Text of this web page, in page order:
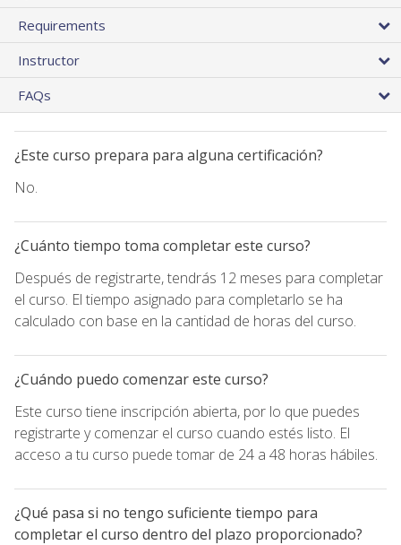
Requirements
Instructor
FAQs
¿Este curso prepara para alguna certificación?
No.
¿Cuánto tiempo toma completar este curso?
Después de registrarte, tendrás 12 meses para completar
el curso. El tiempo asignado para completarlo se ha
calculado con base en la cantidad de horas del curso.
¿Cuándo puedo comenzar este curso?
Este curso tiene inscripción abierta, por lo que puedes
registrarte y comenzar el curso cuando estés listo. El
acceso a tu curso puede tomar de 24 a 48 horas hábiles.
¿Qué pasa si no tengo suficiente tiempo para
completar el curso dentro del plazo proporcionado?